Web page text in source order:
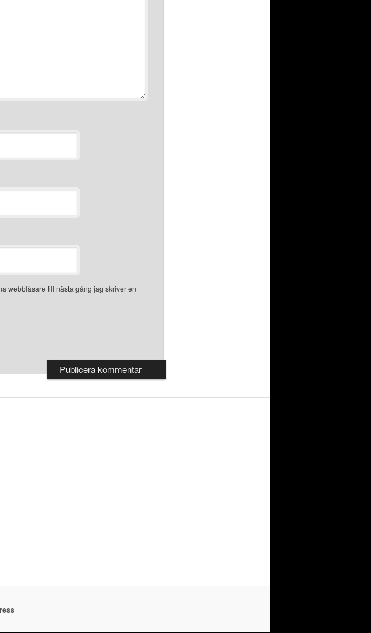
webbläsare till nästa gång jag skriver en